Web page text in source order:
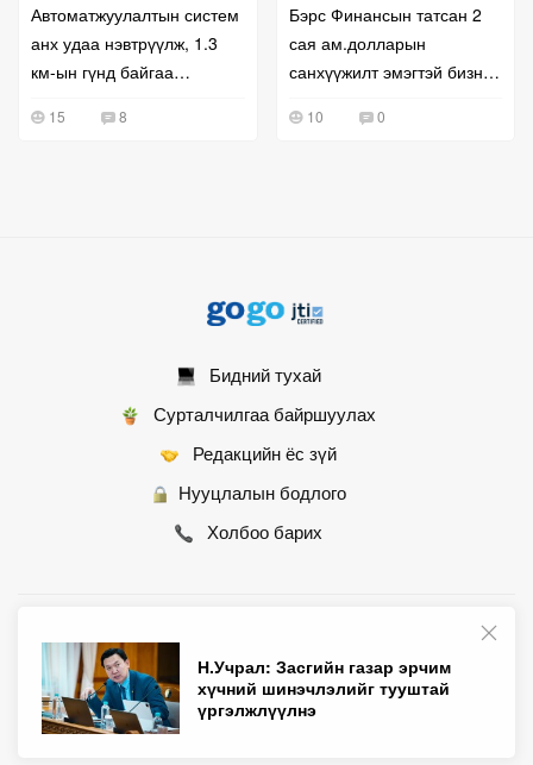
Н.Учрал: Засгийн газар эрчим
хүчний шинэчлэлийг тууштай
үргэлжлүүлнэ
Автоматжуулалтын систем
анх удаа нэвтрүүлж, 1.3
км-ын гүнд байгаа
жолоодож байна
15 8
Бэрс Финансын татсан 2
сая ам.долларын
санхүүжилт эмэгтэй бизнес
10 0
Бидний тухай
Сурталчилгаа байршуулах
Редакцийн ёс зүй
Нууцлалын бодлого
Холбоо барих
© 2007 - 2026 Монгол Контент ХХК • Бүх эрх хуулиар хамгаалагдсан